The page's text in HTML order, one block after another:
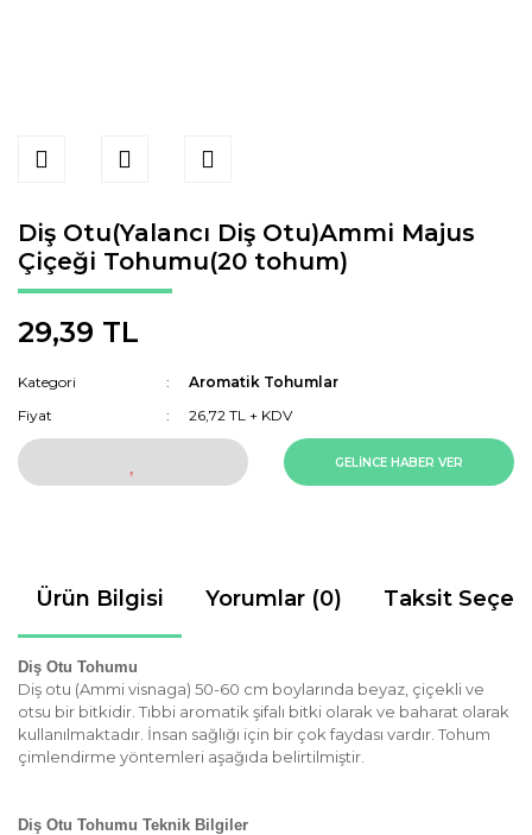
Diş Otu(Yalancı Diş Otu)Ammi Majus
Çiçeği Tohumu(20 tohum)
29,39 TL
Kategori
Aromatik Tohumlar
Fiyat
26,72 TL + KDV
GELİNCE HABER VER
Ürün Bilgisi Yorumlar (0) Taksit
Diş Otu Tohumu
Diş otu (Ammi visnaga) 50-60 cm boylarında beyaz, çiçekli ve
otsu bir bitkidir. Tıbbi aromatik şifalı bitki olarak ve baharat olarak
kullanılmaktadır. İnsan sağlığı için bir çok faydası vardır. Tohum
çimlendirme yöntemleri aşağıda belirtilmiştir.
Diş Otu Tohumu Teknik Bilgiler